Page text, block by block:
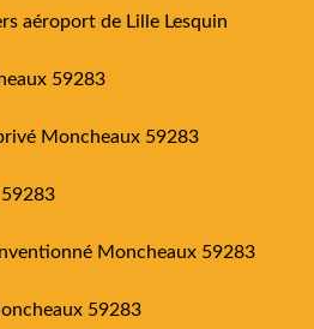
aéroport de Lille Lesquin
59283
Moncheaux 59283
Moncheaux 59283
59283